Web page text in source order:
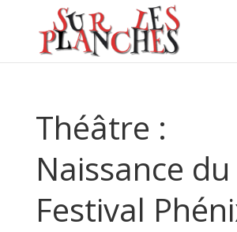
Théâtre :
Naissance du
Festival